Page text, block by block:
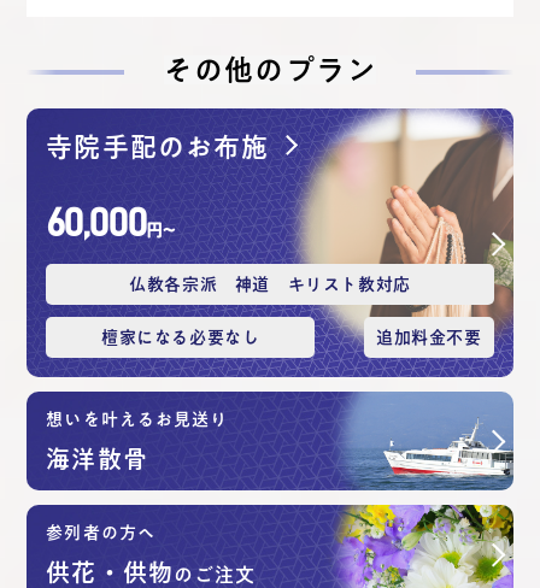
その他のプラン
寺院手配のお布施
仏教各宗派 神道 キリスト教対応
檀家になる必要なし 追加料⾦不要
60,000円〜
想いを叶えるお見送り
海洋散⾻
参列者の方へ
供花・供物のご注文